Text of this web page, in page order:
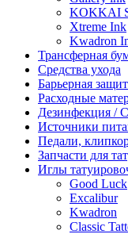
KOKKAI
Xtreme Ink
Kwadron
Трансферная
Средства ухода
Барьерная
Расходные
Дезинфекция /
Источники
Педали,
Запчасти для
Иглы
Good Luck
Excalibur
Kwadron
Classic